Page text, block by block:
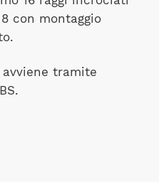
con montaggio
tramite